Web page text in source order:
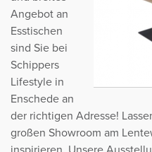
Angebot an
Esstischen
sind Sie bei
Schippers
Lifestyle in
Enschede an
der richtigen Adresse!
großen Showroom am